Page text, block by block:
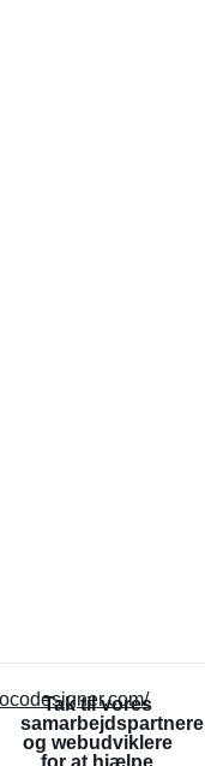
Tak til vores
samarbejdspartnere
og webudviklere
for at hjælpe